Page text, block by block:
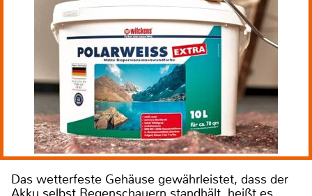
Das wetterfeste Gehäuse gewährleistet, dass der